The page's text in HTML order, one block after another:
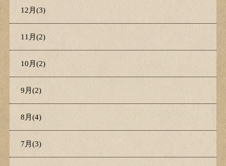
12月(3)
11月(2)
10月(2)
9月(2)
8月(4)
7月(3)